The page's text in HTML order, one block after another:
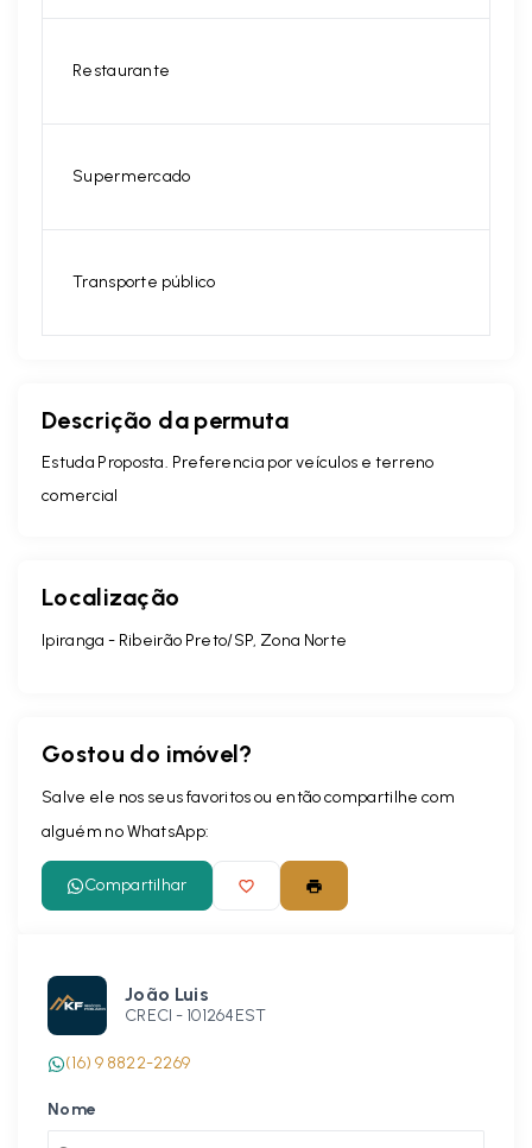
Restaurante
Supermercado
Transporte público
Descrição da permuta
Estuda Proposta. Preferencia por veículos e terreno
comercial
Localização
Ipiranga - Ribeirão Preto/SP, Zona Norte
Gostou do imóvel?
Salve ele nos seus favoritos ou então compartilhe com
alguém no WhatsApp:
Compartilhar
João Luis
CRECI - 101264EST
(16) 9 8822-2269
Nome